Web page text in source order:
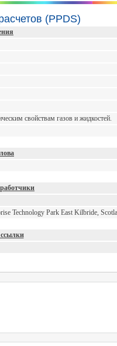
(PPDS)
свойствам газов и жидкостей.
Technology Park East Kilbride,